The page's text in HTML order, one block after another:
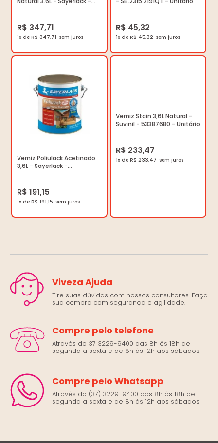
R$ 347,71
1x de R$ 347,71
R$ 45,32
1x de R$ 45,32
Verniz Poliulack Acetinado
3,6L - Sayerlack -
R$ 191,15
1x de R$ 191,15
Verniz Stain 3,6L Natural -
Suvinil - 53387680 - Unitário
R$ 233,47
1x de R$ 233,47
Viveza Ajuda
Tire suas dúvidas com nossos consultores. Faça
sua compra com segurança e agilidade.
Compre pelo telefone
Através do 37 3229-9400 das 8h às 18h de
segunda a sexta e de 8h às 12h aos sábados.
Compre pelo Whatsapp
Através do (37) 3229-9400 das 8h às 18h de
segunda a sexta e de 8h às 12h aos sábados.